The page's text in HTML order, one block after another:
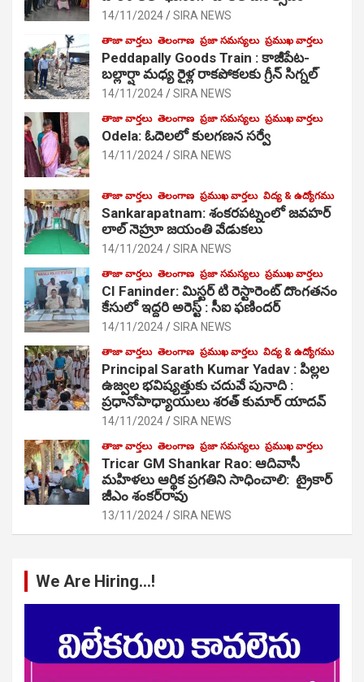
14/11/2024 SIRA NEWS
తాజా వార్తలు తెలంగాణ ప్రజా సమస్యలు ప్రముఖ వార్తలు
Peddapally Goods Train : కాజీపేట-
బల్లార్షా మధ్య రైళ్ల రాకపోకలకు గ్రీన్ సిగ్నల్
14/11/2024 SIRA NEWS
తాజా వార్తలు తెలంగాణ ప్రజా సమస్యలు ప్రముఖ వార్తలు
Odela: ఓదెలలో కులగణన సర్వే
14/11/2024 SIRA NEWS
తాజా వార్తలు తెలంగాణ ప్రముఖ వార్తలు విద్య & ఉద్యోగము
Sankarapatnam: శంకరపట్నంలో జవహర్
లాల్ నెహ్రూ జయంతి వేడుకలు
14/11/2024 SIRA NEWS
తాజా వార్తలు తెలంగాణ ప్రజా సమస్యలు ప్రముఖ వార్తలు
CI Faninder: మిస్టర్ టి రెస్టారెంట్ దొంగతనం
కేసులో ఇద్దరి అరెస్ట్ : సీఐ ఫణిందర్
14/11/2024 SIRA NEWS
తాజా వార్తలు తెలంగాణ ప్రముఖ వార్తలు విద్య & ఉద్యోగము
Principal Sarath Kumar Yadav : పిల్లల
ఉజ్వల భవిష్యత్తుకు చదువే పునాది :
ప్రధానోపాధ్యాయులు శరత్ కుమార్ యాదవ్
14/11/2024 SIRA NEWS
తాజా వార్తలు తెలంగాణ ప్రజా సమస్యలు ప్రముఖ వార్తలు
Tricar GM Shankar Rao: ఆదివాసీ
మహిళలు ఆర్థిక ప్రగతిని సాధించాలి: ట్రైకార్
జీఎం శంకర్‌రావు
13/11/2024 SIRA NEWS
We Are Hiring…!